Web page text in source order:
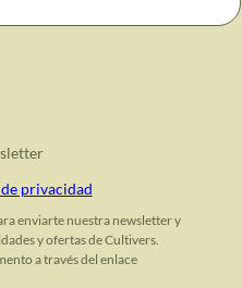
privacidad
enviarte nuestra newsletter y
y ofertas de Cultivers.
a través del enlace